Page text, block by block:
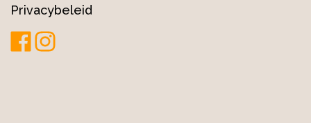
Privacybeleid